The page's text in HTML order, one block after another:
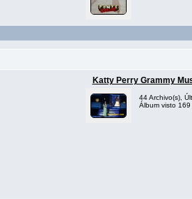
Katty Perry Grammy
44 Archivo(s),
Álbum visto 169